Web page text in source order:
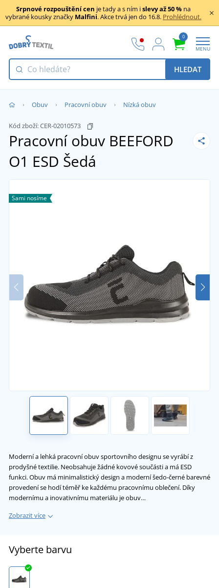
Srpnové rozpouštění cen je tady a s ním islevy až 50 % na
vybrané kousky značky Malfini. Akce trvá jen do 16.8. Prohlédnout.
0
MENU
HLEDAT
Obuv Pracovní obuv Nízká obuv
Kód zboží:CER-02010573
Pracovní obuv BEEFORD
O1 ESD Šedá
Sami nosíme
Moderní a lehká pracovní obuv sportovního designu se vyrábí z
prodyšné textilie. Neobsahuje žádné kovové součásti a má ESD
funkci. Obuv má minimalistický design a moderní šedo-černé barevné
provedení se hodí téměř ke každému pracovnímu oblečení. Díky
modernímu a inovativnímu materiálu je obuv…
Zobrazit více
Vyberte barvu